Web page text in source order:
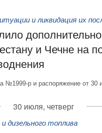
и ликвидация их
и Чечне на
№1999-р и распоряжение от
30 июля, четверг
дизельного топлива